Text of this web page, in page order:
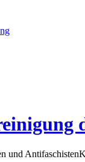
und Antifaschisten